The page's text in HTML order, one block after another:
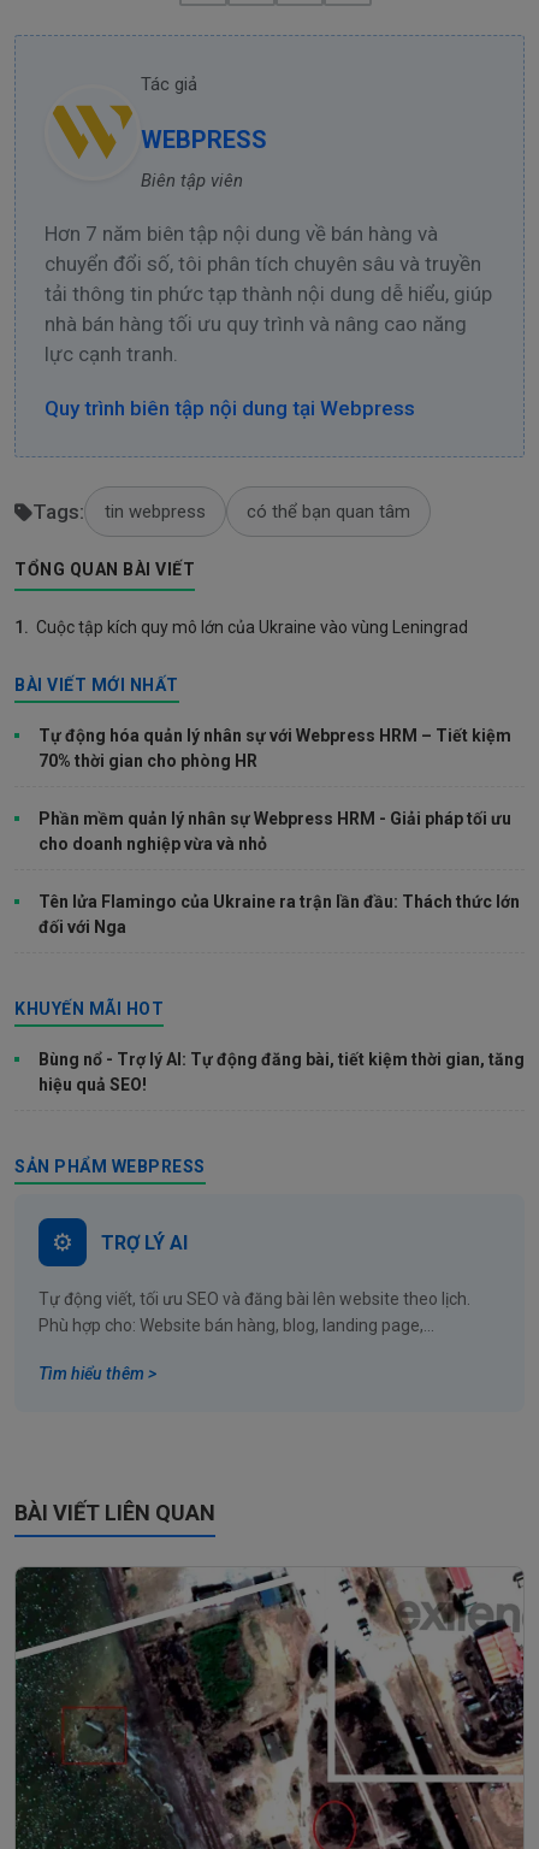
TỔNG QUAN BÀI VIẾT
1. Cuộc tập kích quy mô lớn của Ukraine vào vùng Leningrad
Tác giả
WEBPRESS
Biên tập viên
Hơn 7 năm biên tập nội dung về bán hàng và
chuyển đổi số, tôi phân tích chuyên sâu và truyền
tải thông tin phức tạp thành nội dung dễ hiểu, giúp
nhà bán hàng tối ưu quy trình và nâng cao năng
lực cạnh tranh.
Quy trình biên tập nội dung tại Webpress
Tags: tin webpress có thể bạn quan tâm
BÀI VIẾT MỚI NHẤT
Tự động hóa quản lý nhân sự với Webpress HRM – Tiết kiệm
70% thời gian cho phòng HR
Phần mềm quản lý nhân sự Webpress HRM - Giải pháp tối ưu
cho doanh nghiệp vừa và nhỏ
Tên lửa Flamingo của Ukraine ra trận lần đầu: Thách thức lớn
đối với Nga
KHUYẾN MÃI HOT
Bùng nổ - Trợ lý AI: Tự động đăng bài, tiết kiệm thời gian, tăng
hiệu quả SEO!
SẢN PHẨM WEBPRESS
TRỢ LÝ AI
Tự động viết, tối ưu SEO và đăng bài lên website theo lịch.
Phù hợp cho: Website bán hàng, blog, landing page,...
Tìm hiểu thêm >
BÀI VIẾT LIÊN QUAN